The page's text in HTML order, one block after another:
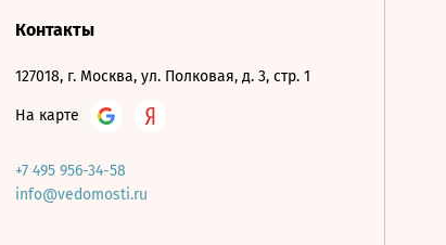
Контакты
127018, г. Москва, ул. Полковая, д. 3, стр. 1
На карте
+7 495 956-34-58
info@vedomosti.ru